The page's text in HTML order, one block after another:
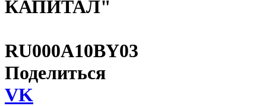
КАПИТАЛ"
RU000A10BY03
Поделиться
VK